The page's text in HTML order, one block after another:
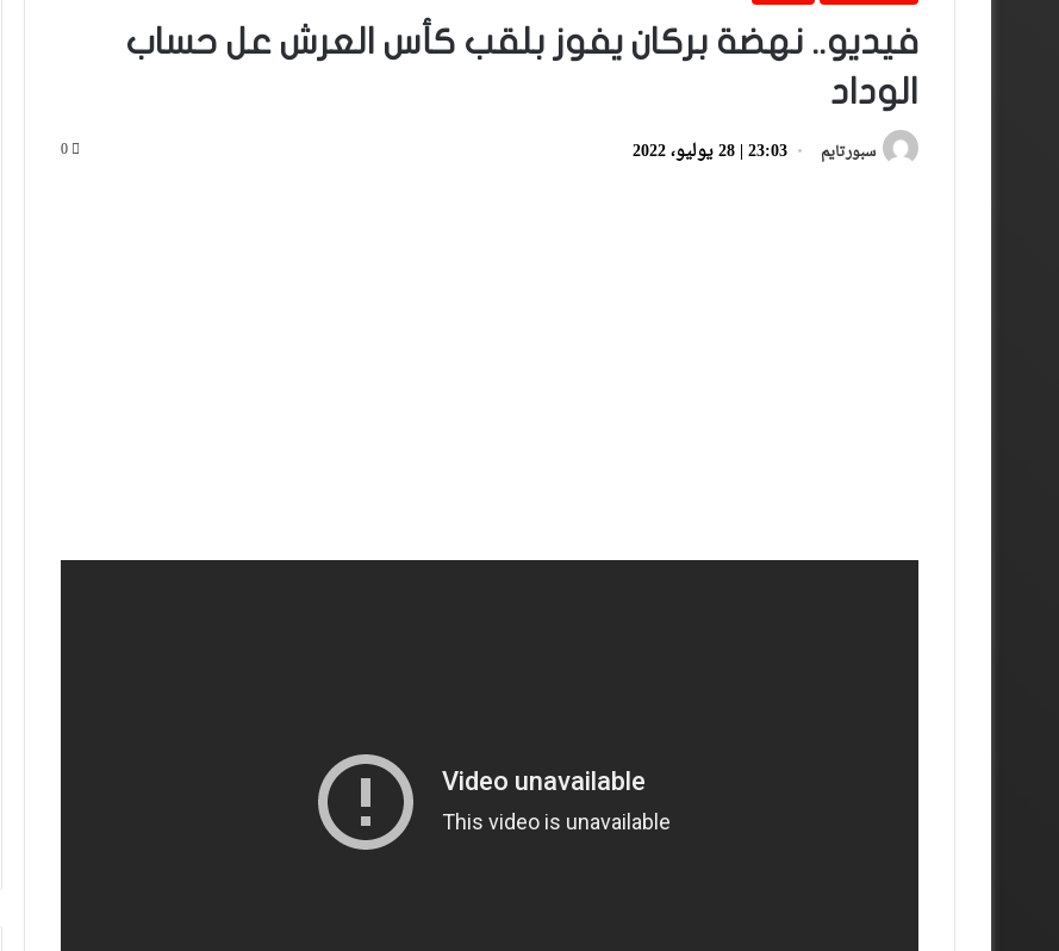
فيديو.. نهضة بركان يفوز بلقب كأس العرش عل حساب
الوداد
سبورتايم 23:03 | 28 يوليو، 2022 0
تبرز القيم الإنسانية للنادي
الرجاء يؤجل جمعه العام ويعقد لقاء